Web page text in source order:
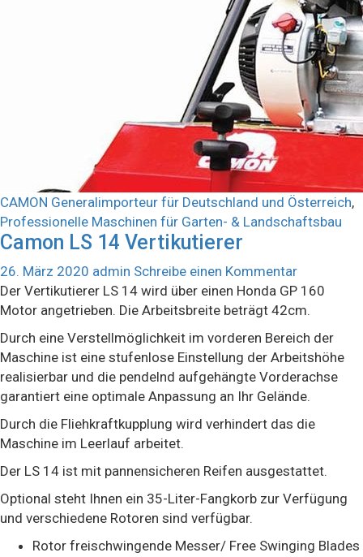
CAMON Generalimporteur für Deutschland und Österreich,
Professionelle Maschinen für Garten- & Landschaftsbau
Camon LS 14 Vertikutierer
26. März 2020 admin Schreibe einen Kommentar
Der Vertikutierer LS 14 wird über einen Honda GP 160
Motor angetrieben. Die Arbeitsbreite beträgt 42cm.
Durch eine Verstellmöglichkeit im vorderen Bereich der
Maschine ist eine stufenlose Einstellung der Arbeitshöhe
realisierbar und die pendelnd aufgehängte Vorderachse
garantiert eine optimale Anpassung an Ihr Gelände.
Durch die Fliehkraftkupplung wird verhindert das die
Maschine im Leerlauf arbeitet.
Der LS 14 ist mit pannensicheren Reifen ausgestattet.
Optional steht Ihnen ein 35-Liter-Fangkorb zur Verfügung
und verschiedene Rotoren sind verfügbar.
Rotor freischwingende Messer/ Free Swinging Blades